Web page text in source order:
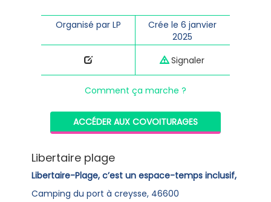
Organisé par LP
Crée le 6 janvier
2025
Signaler
Comment ça marche ?
ACCÉDER AUX COVOITURAGES
Libertaire plage
Libertaire-Plage, c’est un espace-temps inclusif,
Camping du port à creysse, 46600